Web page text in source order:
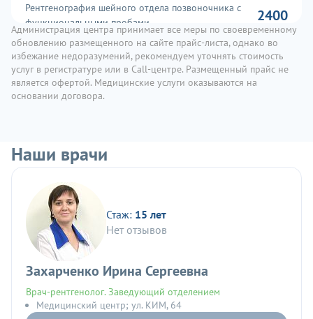
Рентгенография шейного отдела позвоночника с
функциональными пробами
2400
Обзорная урография (рентгенография
мочевыделительной системы)
1100
Администрация центра принимает все меры по своевременному
обновлению размещенного на сайте прайс-листа, однако во
избежание недоразумений, рекомендуем уточнять стоимость
услуг в регистратуре или в Call-центре. Размещенный прайс не
является офертой. Медицинские услуги оказываются на
основании договора.
Наши врачи
Стаж: 15 лет
Нет отзывов
Захарченко Ирина Сергеевна
Врач-рентгенолог. Заведующий отделением
Медицинский центр; ул. КИМ, 64